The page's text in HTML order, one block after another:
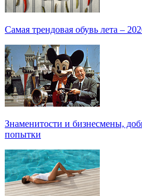
Самая трендовая обувь лета –
Знаменитости и бизнесмены,
попытки